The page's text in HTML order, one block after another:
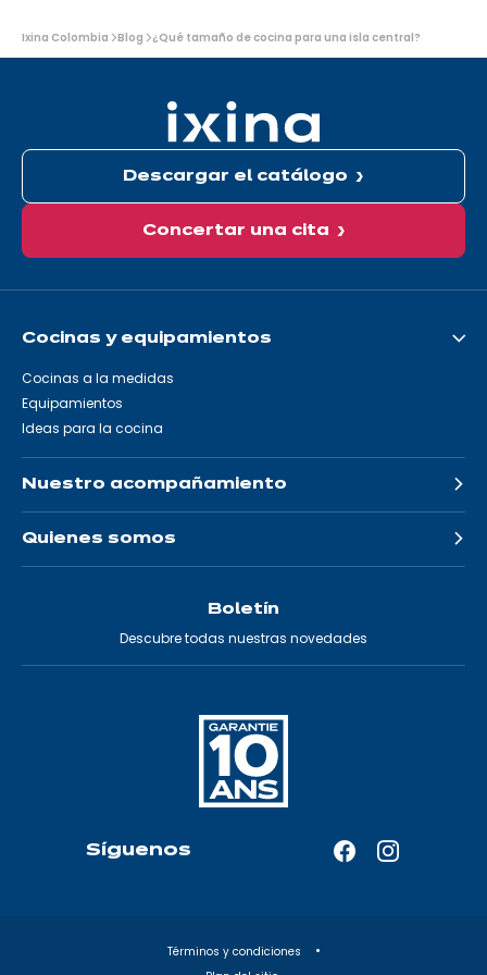
Usted
está
Ixina Colombia Blog ¿Qué tamaño de cocina para una isla central?
Descargar el catálogo
Concertar una cita
Cocinas y equipamientos
Cocinas a la medidas
Equipamientos
Ideas para la cocina
Nuestro acompañamiento
Quienes somos
Boletín
Descubre todas nuestras novedades
Síguenos
FacebookInstagram
Términos y condiciones